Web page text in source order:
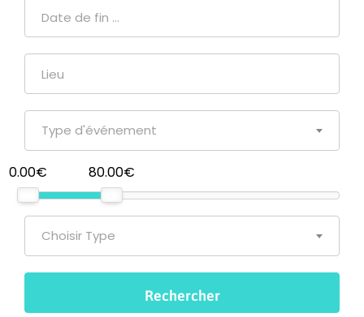
Type d'événement
0.00€ 80.00€
Choisir Type